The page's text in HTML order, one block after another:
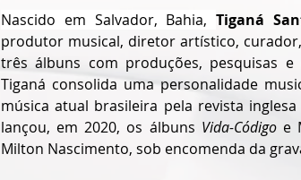
Nascido em Salvador, Bahia, Tiganá
produtor musical, diretor artístico,
três álbuns com produções, pesquisas
Tiganá consolida uma personalidade
música atual brasileira pela revista
lançou, em 2020, os álbuns Vida-Código e
Milton Nascimento, sob encomenda da